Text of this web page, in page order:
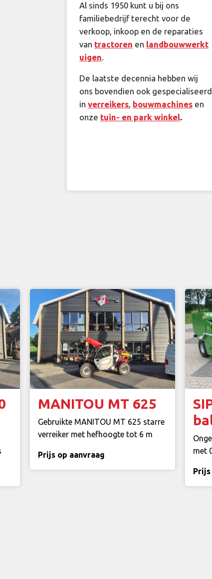
Al sinds 1950 kunt u bij ons
familiebedrijf terecht voor de
verkoop, inkoop en de reparaties
van tractoren en landbouwwerkt
uigen.
De laatste decennia hebben wij
ons bovendien ook gespecialiseerd
in verreikers, bouwmachines en
onze tuin- en park winkel.
MANITOU MT 625
Gebruikte MANITOU MT 625 starre
verreiker met hefhoogte tot 6 m
Prijs op aanvraag
met
Prijs